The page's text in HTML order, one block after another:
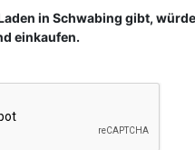
in Schwabing gibt,
einkaufen.